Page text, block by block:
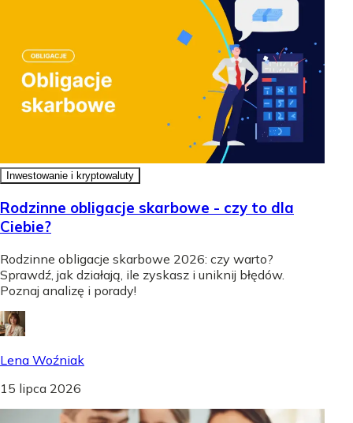
Inwestowanie i kryptowaluty
Rodzinne obligacje skarbowe - czy to dla
Ciebie?
Rodzinne obligacje skarbowe 2026: czy warto?
Sprawdź, jak działają, ile zyskasz i uniknij błędów.
Poznaj analizę i porady!
Lena Woźniak
15 lipca 2026